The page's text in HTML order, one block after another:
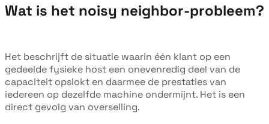
Wat is het noisy neighbor-probleem?
Het beschrijft de situatie waarin één klant op een
gedeelde fysieke host een onevenredig deel van de
capaciteit opslokt en daarmee de prestaties van
iedereen op dezelfde machine ondermijnt. Het is een
direct gevolg van overselling.